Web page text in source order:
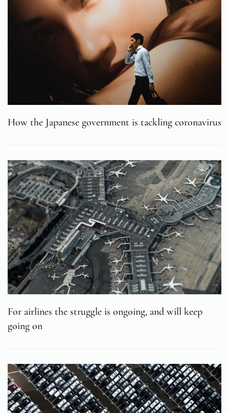
How the Japanese government is tackling coronavirus
For airlines the struggle is ongoing, and will keep
going on